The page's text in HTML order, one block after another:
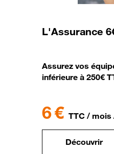
L'Assurance
Assurez vos
inférieure à 250€
6 € TTC / mois
Découvrir